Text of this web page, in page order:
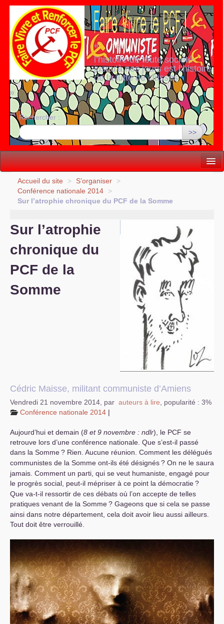
«
l’histoire de toute société
jusqu’à nos jours est l’histoire
de la lutte de classes
»
Rechercher :
>>
Vie politique
Lutter, Unir...
Accueil du site > S’organiser
>
Conférence nationale 2014
>
Sur l’atrophie chronique du PCF de la Somme
Sur l’atrophie
chronique du
PCF de la
Somme
Cédric Maisse, militant communiste d’Amiens
Vendredi 21 novembre 2014 par auteurs à lire
popularité : 3%
Conférence nationale 2014 |
Aujourd’hui et demain (8 et 9 novembre : ndlr), le PCF se
retrouve lors d’une conférence nationale. Que s’est-il passé
dans la Somme? Rien. Aucune réunion. Comment les délégués
communistes de la Somme ont-ils été désignés? On ne le saura
jamais. Comment un parti, qui se veut humaniste, engagé pour
le progrès social, peut-il mépriser à ce point la démocratie?
Que va-t-il ressortir de ces débats où l’on accepte de telles
pratiques venant de la Somme? Gageons que si cela se passe
ainsi dans notre département, cela doit avoir lieu aussi ailleurs.
Tout doit être verrouillé.